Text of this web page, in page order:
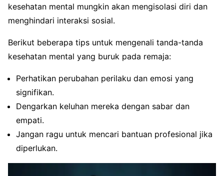
kesehatan mental mungkin akan mengisolasi diri dan
menghindari interaksi sosial.
Berikut beberapa tips untuk mengenali tanda-tanda
kesehatan mental yang buruk pada remaja:
Perhatikan perubahan perilaku dan emosi yang
signifikan.
Dengarkan keluhan mereka dengan sabar dan
empati.
Jangan ragu untuk mencari bantuan profesional jika
diperlukan.